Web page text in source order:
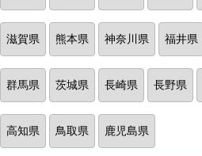
滋賀県 熊本県 神奈川県 福井県
群馬県 茨城県 長崎県 長野県
高知県 鳥取県 鹿児島県